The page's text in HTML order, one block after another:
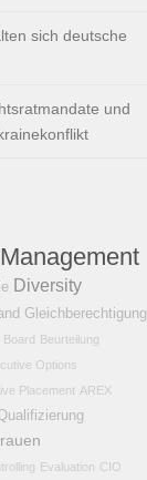
sich deutsche
und
Management
Diversity
Gleichberechtigung
Board Beurteilung
Options
Placement AREX
Evaluation CIO